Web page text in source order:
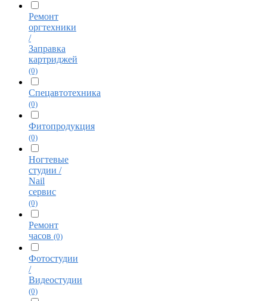
Ремонт
оргтехники
/
Заправка
картриджей
(0)
Спецавтотехника
(0)
Фитопродукция
(0)
Ногтевые
студии /
Nail
сервис
(0)
Ремонт
часов (0)
Фотостудии
/
Видеостудии
(0)